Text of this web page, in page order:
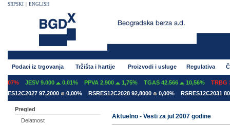
SRPSKI ENGLISH
Podaci iz trgovanja Tržišta i hartije Proizvodi i usluge Regulativa
JESV 9.000 0,01% PPVA 2.900 1,75% TGAS 42.566 10,56%
TRBG
97,2000
0,00% RSRES12C2028 92,8000 0,00% RSRES12C2031
Pregled
Delatnost
Aktuelno - Vesti za jul 2007 godine